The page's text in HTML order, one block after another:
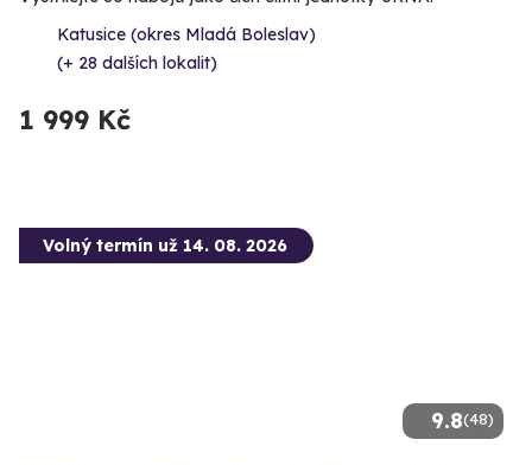
Katusice (okres Mladá Boleslav)
(+ 28 dalších lokalit)
1 999 Kč
9.8(48)
Volný termín už 14. 08. 2026